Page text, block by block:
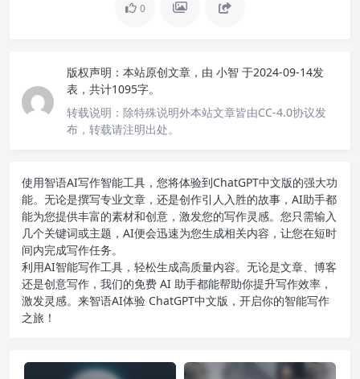
0
版权声明： 本站原创文章，由 小智 于2024-09-14发
表，共计1095字。
转载说明： 除特殊说明外本站文章皆由CC-4.0协议发
布，转载请注明出处。
使用智语AI写作智能工具，您将体验到ChatGPT中文版的强大功
能。无论是撰写专业文章，还是创作引人入胜的故事，AI助手都
能为您提供丰富的素材和创意，激发您的写作灵感。您只需输入
几个关键词或主题，AI便会迅速为您生成相关内容，让您在短时
间内完成写作任务。
利用AI智能写作工具，轻松生成高质量内容。无论是文章、博客
还是创意写作，我们的免费 AI 助手都能帮助你提升写作效率，
激发灵感。来智语AI体验 ChatGPT中文版 ，开启你的智能写作
之旅！